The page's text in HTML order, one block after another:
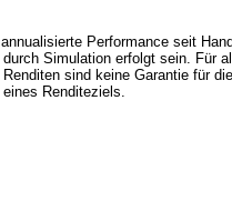
annualisierte Performance seit
durch Simulation erfolgt sein. Für
Renditen sind keine Garantie für
eines Renditeziels.